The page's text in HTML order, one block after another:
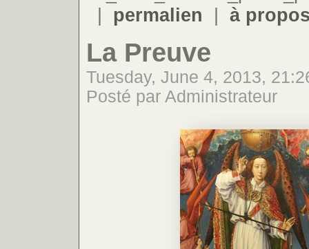
| permalien | à
La Preuve
Tuesday, June 4, 2013,
Posté par Administrateur